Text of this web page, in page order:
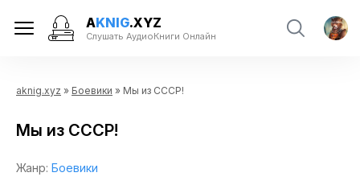
AKNIG.XYZ
Слушать АудиоКниги Онлайн
aknig.xyz » Боевики » Мы из СССР!
Мы из СССР!
Жанр: Боевики